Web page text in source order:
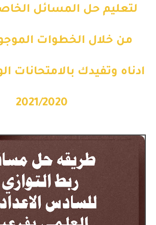
لتعليم حل المسائل
من خلال الخطوات
ادناه وتفيدك بالامتحانات
2021/2020